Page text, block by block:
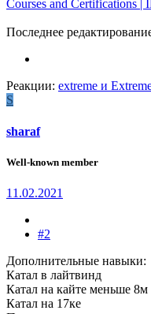
Courses and Certifications |
Последнее
Реакции: extreme и
S
sharaf
Well-known member
11.02.2021
#2
Дополнительные навыки:
Катал в лайтвинд
Катал на кайте меньше 8м
Катал на 17ке